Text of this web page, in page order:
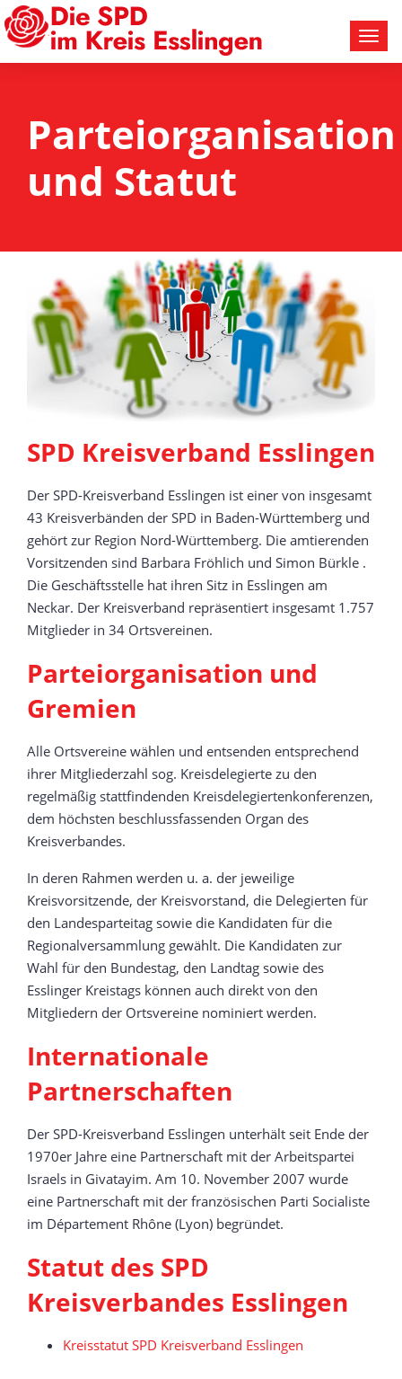
Parteiorganisation
und Statut
SPD Kreisverband Esslingen
Der SPD-Kreisverband Esslingen ist einer von insgesamt
43 Kreisverbänden der SPD in Baden-Württemberg und
gehört zur Region Nord-Württemberg. Die amtierenden
Vorsitzenden sind Barbara Fröhlich und Simon Bürkle .
Die Geschäftsstelle hat ihren Sitz in Esslingen am
Neckar. Der Kreisverband repräsentiert insgesamt 1.757
Mitglieder in 34 Ortsvereinen.
Parteiorganisation und
Gremien
Alle Ortsvereine wählen und entsenden entsprechend
ihrer Mitgliederzahl sog. Kreisdelegierte zu den
regelmäßig stattfindenden Kreisdelegiertenkonferenzen,
dem höchsten beschlussfassenden Organ des
Kreisverbandes.
In deren Rahmen werden u. a. der jeweilige
Kreisvorsitzende, der Kreisvorstand, die Delegierten für
den Landesparteitag sowie die Kandidaten für die
Regionalversammlung gewählt. Die Kandidaten zur
Wahl für den Bundestag, den Landtag sowie des
Esslinger Kreistags können auch direkt von den
Mitgliedern der Ortsvereine nominiert werden.
Internationale
Partnerschaften
Der SPD-Kreisverband Esslingen unterhält seit Ende der
1970er Jahre eine Partnerschaft mit der Arbeitspartei
Israels in Givatayim. Am 10. November 2007 wurde
eine Partnerschaft mit der französischen Parti Socialiste
im Département Rhône (Lyon) begründet.
Statut des SPD
Kreisverbandes Esslingen
Kreisstatut SPD Kreisverband Esslingen